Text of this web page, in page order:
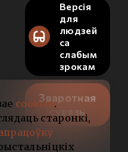
Версія
для
людзей
са
слабым
зрокам
Зваротная
сувязь
cookies.
старонкі,